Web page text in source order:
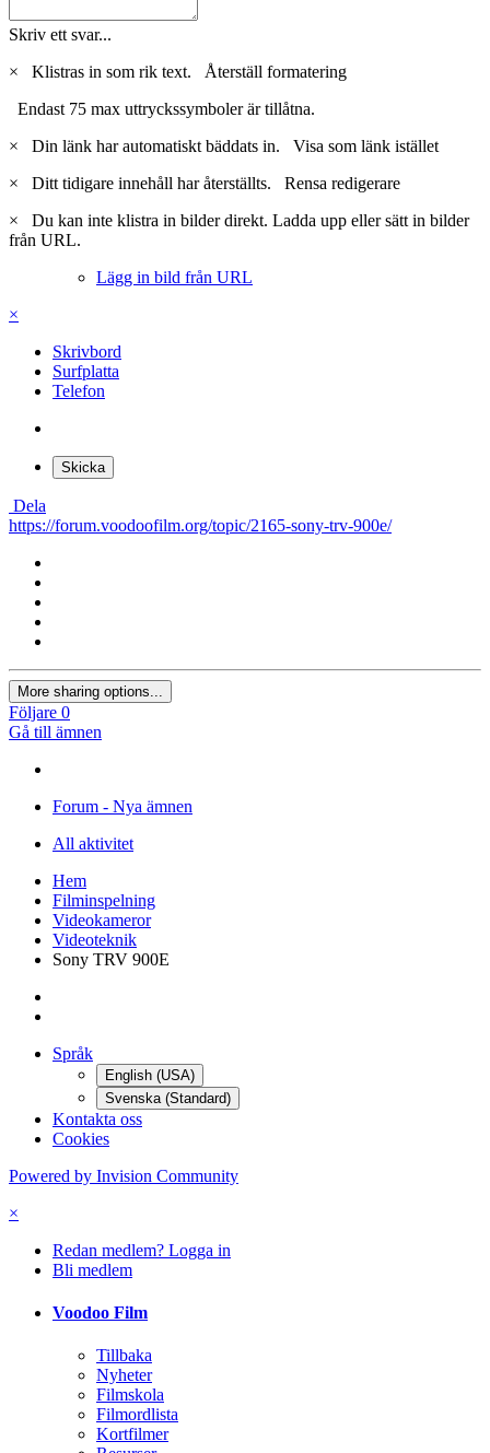
Skriv ett svar...
×
Klistras in som rik text. Återställ formatering
Endast 75 max uttryckssymboler är tillåtna.
×
Din länk har automatiskt bäddats in. Visa som länk istället
×
Ditt tidigare innehåll har återställts. Rensa redigerare
×
Du kan inte klistra in bilder direkt. Ladda upp eller sätt in bilder
från URL.
Lägg in bild från URL
×
Skrivbord
Surfplatta
Telefon
Skicka
Dela
https://forum.voodoofilm.org/topic/2165-sony-trv-900e/
More sharing options...
Följare 0
Gå till ämnen
Forum - Nya ämnen
All aktivitet
Hem
Filminspelning
Videokameror
Videoteknik
Sony TRV 900E
Språk
English (USA)
Svenska (Standard)
Kontakta oss
Cookies
Powered by Invision Community
×
Redan medlem? Logga in
Bli medlem
Voodoo Film
Tillbaka
Nyheter
Filmskola
Filmordlista
Kortfilmer